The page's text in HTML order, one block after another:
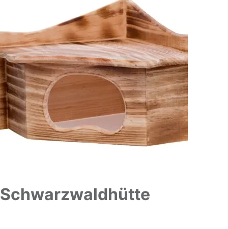
Schwarzwaldhütte